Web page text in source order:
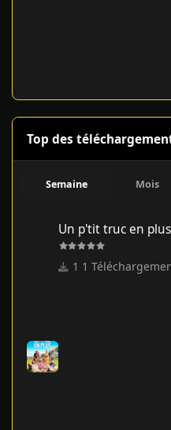
Top des
Semaine Mois
Un p'tit truc en
1